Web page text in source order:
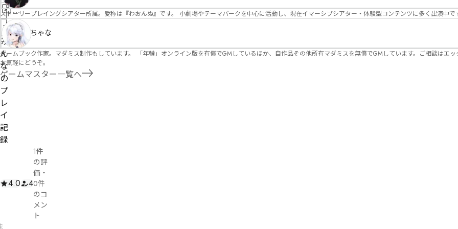
情
報
を
修
正
管
理
者
申
請
み
ん
な
の
プ
レ
イ
記
録
4.0 4
1件
の評
価 ・
0件
のコ
メン
ト
ストーリープレイングシアター所属。愛称は『わおんぬ』です。 小劇場やテーマパークを中心に活動し、現在イマーシブシアター・体験型コンテンツに多く出演中で
ちゃな
ゲームブック作家。マダミス制作もしています。 「年輪」オンライン版を有償でGMしているほか、自作品その他所有マダミスを無償でGMしています。ご相談はエッ
お気軽にどうぞ。
ゲームマスター一覧へ